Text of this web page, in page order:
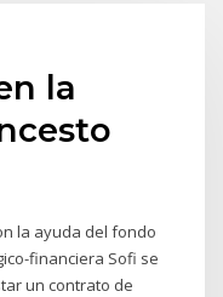
la
la ayuda del fondo
financiera Sofi se
un contrato de